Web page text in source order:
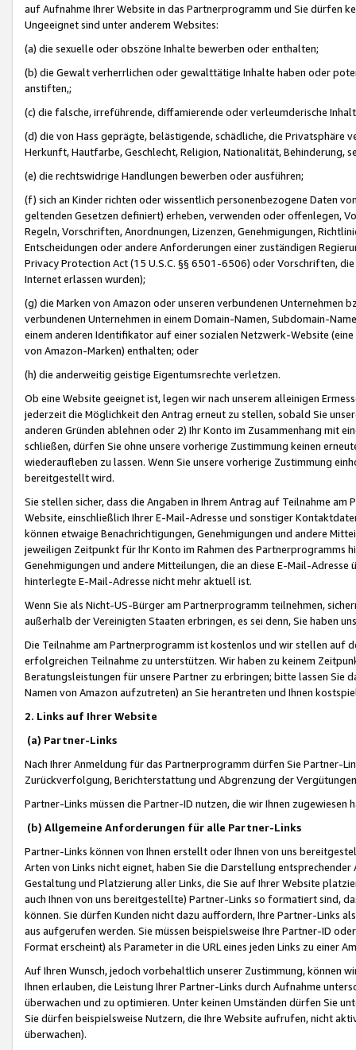
auf Aufnahme Ihrer Website in das Partnerprogramm und Sie dürfen
Ungeeignet sind unter anderem Websites:
(a) die sexuelle oder obszöne Inhalte bewerben oder enthalten;
(b) die Gewalt verherrlichen oder gewalttätige Inhalte haben oder
anstiften,;
(c) die falsche, irreführende, diffamierende oder verleumderische
(d) die von Hass geprägte, belästigende, schädliche, die Privatsphäre
Herkunft, Hautfarbe, Geschlecht, Religion, Nationalität, Behinderung,
(e) die rechtswidrige Handlungen bewerben oder ausführen;
(f) sich an Kinder richten oder wissentlich personenbezogene Daten
geltenden Gesetzen definiert) erheben, verwenden oder offenlegen,
Regeln, Vorschriften, Anordnungen, Lizenzen, Genehmigungen,
Entscheidungen oder andere Anforderungen einer zuständigen
Privacy Protection Act (15 U.S.C. §§ 6501-6506) oder Vorschriften,
Internet erlassen wurden);
(g) die Marken von Amazon oder unseren verbundenen Unternehmen
verbundenen Unternehmen in einem Domain-Namen, Subdomain-
einem anderen Identifikator auf einer sozialen Netzwerk-Website
von Amazon-Marken) enthalten; oder
(h) die anderweitig geistige Eigentumsrechte verletzen.
Ob eine Website geeignet ist, legen wir nach unserem alleinigen
jederzeit die Möglichkeit den Antrag erneut zu stellen, sobald Sie
anderen Gründen ablehnen oder 2) Ihr Konto im Zusammenhang mit
schließen, dürfen Sie ohne unsere vorherige Zustimmung keinen
wiederaufleben zu lassen. Wenn Sie unsere vorherige Zustimmung
bereitgestellt wird.
Sie stellen sicher, dass die Angaben in Ihrem Antrag auf Teilnahme
Website, einschließlich Ihrer E-Mail-Adresse und sonstiger
können etwaige Benachrichtigungen, Genehmigungen und andere
jeweiligen Zeitpunkt für Ihr Konto im Rahmen des Partnerprogramms
Genehmigungen und andere Mitteilungen, die an diese E-Mail-
hinterlegte E-Mail-Adresse nicht mehr aktuell ist.
Wenn Sie als Nicht-US-Bürger am Partnerprogramm teilnehmen,
außerhalb der Vereinigten Staaten erbringen, es sei denn, Sie haben
Die Teilnahme am Partnerprogramm ist kostenlos und wir stellen auf
erfolgreichen Teilnahme zu unterstützen. Wir haben zu keinem
Beratungsleistungen für unsere Partner zu erbringen; bitte lassen Sie
Namen von Amazon aufzutreten) an Sie herantreten und Ihnen
2. Links auf Ihrer Website
(a) Partner-Links
Nach Ihrer Anmeldung für das Partnerprogramm dürfen Sie Partner-
Zurückverfolgung, Berichterstattung und Abgrenzung der
Partner-Links müssen die Partner-ID nutzen, die wir Ihnen zugewiesen
(b) Allgemeine Anforderungen für alle Partner-Links
Partner-Links können von Ihnen erstellt oder Ihnen von uns
Arten von Links nicht eignet, haben Sie die Darstellung
Gestaltung und Platzierung aller Links, die Sie auf Ihrer Website
auch Ihnen von uns bereitgestellte) Partner-Links so formatiert sind,
können. Sie dürfen Kunden nicht dazu auffordern, Ihre Partner-Links
aus aufgerufen werden. Sie müssen beispielsweise Ihre Partner-ID
Format erscheint) als Parameter in die URL eines jeden Links zu einer
Auf Ihren Wunsch, jedoch vorbehaltlich unserer Zustimmung, können
Ihnen erlauben, die Leistung Ihrer Partner-Links durch Aufnahme
überwachen und zu optimieren. Unter keinen Umständen dürfen Sie
Sie dürfen beispielsweise Nutzern, die Ihre Website aufrufen, nicht
überwachen).